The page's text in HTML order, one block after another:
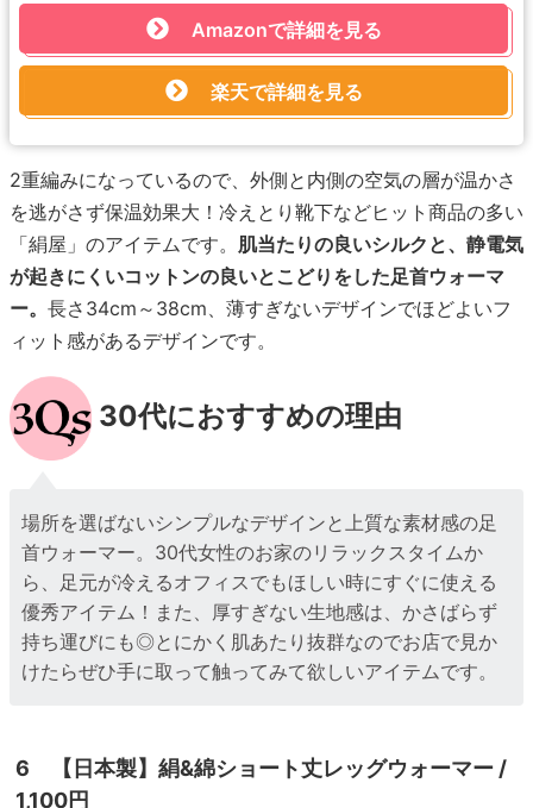
Amazonで詳細を見る
楽天で詳細を見る
2重編みになっているので、外側と内側の空気の層が温かさ
を逃がさず保温効果大！冷えとり靴下などヒット商品の多い
「絹屋」のアイテムです。 肌当たりの良いシルクと、静電気
が起きにくいコットンの良いとこどりをした足首ウォーマ
ー。 長さ34cm～38cm、薄すぎないデザインでほどよいフ
ィット感があるデザインです。
30代におすすめの理由
場所を選ばないシンプルなデザインと上質な素材感の足
首ウォーマー。30代女性のお家のリラックスタイムか
ら、足元が冷えるオフィスでもほしい時にすぐに使える
優秀アイテム！また、厚すぎない生地感は、かさばらず
持ち運びにも◎とにかく肌あたり抜群なのでお店で見か
けたらぜひ手に取って触ってみて欲しいアイテムです。
6 【日本製】絹&綿ショート丈レッグウォーマー /
1,100円